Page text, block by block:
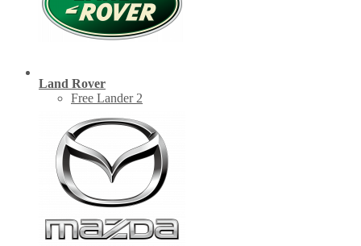
Land Rover
Free Lander 2